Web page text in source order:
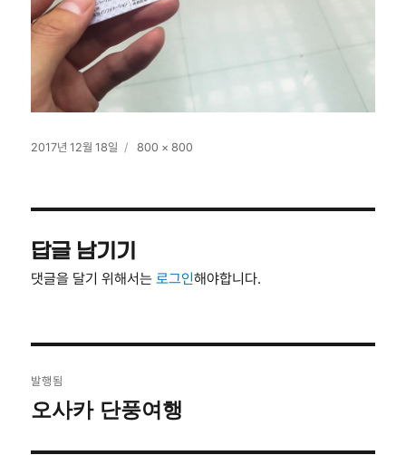
작
2017년 12월 18일
전
800 × 800
답글 남기기
댓글을 달기 위해서는로그인해야합니다.
탐
발행됨
오사카 단풍여행